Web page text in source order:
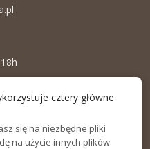
cztery główne
się na niezbędne pliki
na użycie innych plików